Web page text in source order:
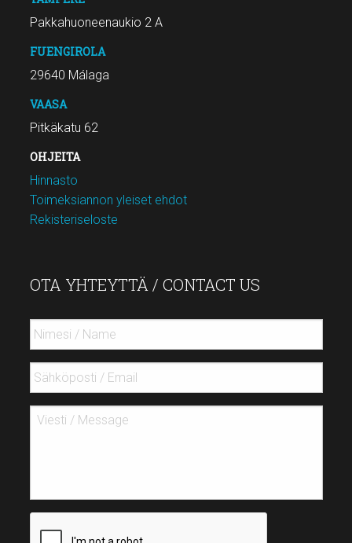
Pakkahuoneenaukio 2 A
FUENGIROLA
29640 Málaga
VAASA
Pitkäkatu 62
OHJEITA
Hinnasto
Toimeksiannon yleiset ehdot
Rekisteriseloste
OTA YHTEYTTÄ / CONTACT US